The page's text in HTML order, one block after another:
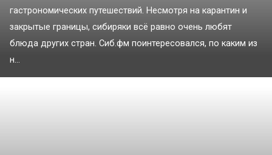
гастрономических путешествий. Несмотря на карантин и
закрытые границы, сибиряки всё равно очень любят
блюда других стран. Сиб.фм поинтересовался, по каким из
н...